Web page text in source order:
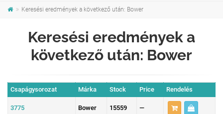
Keresési eredmények a következő után: Bower
Keresési eredmények a
következő után: Bower
Csapágysorozat Márka Stock Price Rendelés
3775 Bower 15559 —